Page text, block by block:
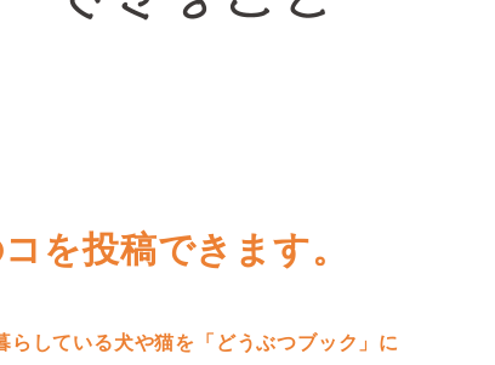
を投稿できます。
らしている犬や猫を「どうぶつブック」に